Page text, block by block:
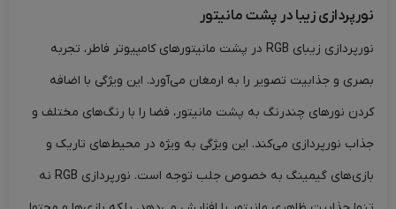
نورپردازی زیبا در پشت مانیتور
نورپردازی زیبای RGB در پشت مانیتورهای کامپیوتر فاطر، تجربه
بصری و جذابیت تصویر را به ارمغان می‌آورد. این ویژگی با اضافه
کردن نورهای چندرنگ به پشت مانیتور، فضا را با رنگ‌های مختلف و
جذاب نورپردازی می‌کند. این ویژگی به ویژه در محیط‌های تاریک و
بازی‌های گیمینگ به خصوص جلب توجه است. نورپردازی RGB نه